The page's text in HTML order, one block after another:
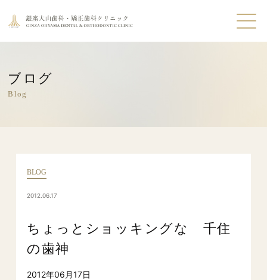
ブログ
Blog
BLOG
2012.06.17
ちょっとショッキングな 千住
の歯神
2012年06月17日